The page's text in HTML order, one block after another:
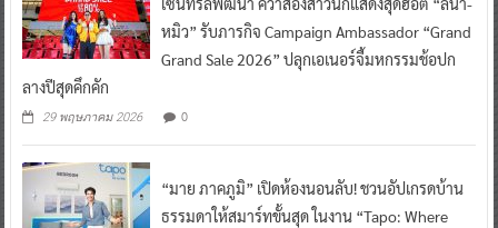
หมิว” รับภารกิจ Campaign Ambassador “Grand
Grand Sale 2026” ปลุกเอเนอร์จี้มหกรรมช้อปก
ลางปีสุดคึกคัก
29 พฤษภาคม 2026 0
“มาย ภาคภูมิ” เปิดห้องนอนลับ! ชวนอัปเกรดบ้าน
ธรรมดาให้สมาร์ทขั้นสุด ในงาน “Tapo: Where